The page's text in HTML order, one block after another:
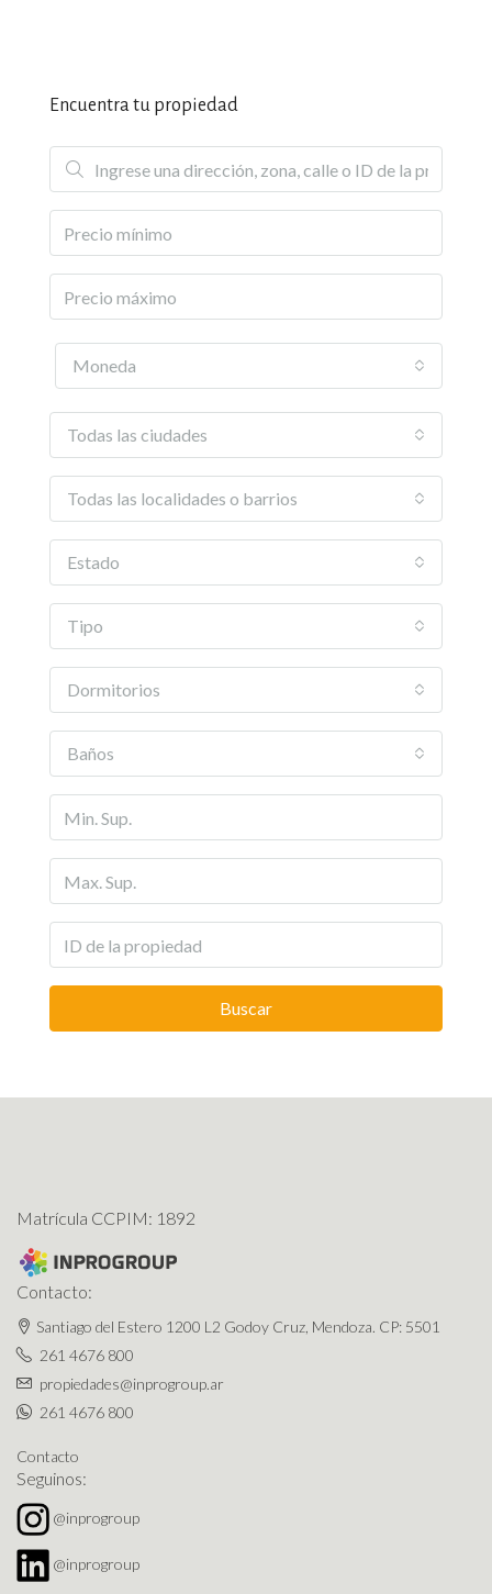
Encuentra tu propiedad
Moneda
Todas las ciudades
Todas las localidades o barrios
Estado
Tipo
Dormitorios
Baños
Buscar
Matrícula CCPIM: 1892
Contacto:
Santiago del Estero 1200 L2 Godoy Cruz, Mendoza. CP: 5501
261 4676 800
propiedades@inprogroup.ar
261 4676 800
Contacto
Seguinos:
@inprogroup
@inprogroup